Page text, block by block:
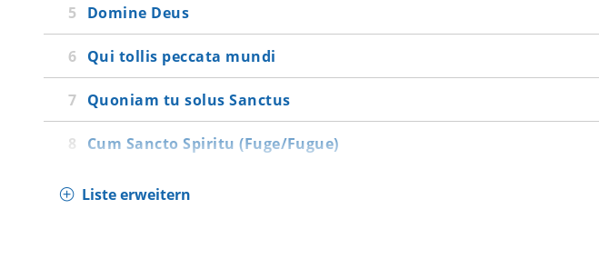
Domine Deus
Qui tollis peccata mundi
Quoniam tu solus Sanctus
Cum Sancto Spiritu (Fuge/Fugue)
Liste erweitern